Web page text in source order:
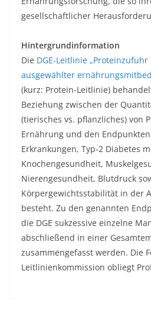
gesellschaftlicher
Hintergrundinformation
Die DGE-Leitlinie
ausgewählter
(kurz: Protein-Leitlinie)
Beziehung zwischen der
(tierisches vs. pflanzliches) von
Ernährung und den
Erkrankungen, Typ-2 Diabetes
Knochengesundheit,
Nierengesundheit, Blutdruck
Körpergewichtsstabilität in der
besteht. Zu den genannten
die DGE sukzessive einzelne
abschließend in einer
zusammengefasst werden. Die
Leitlinienkommission obliegt